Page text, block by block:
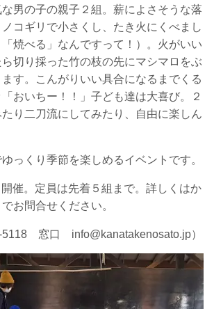
男の子の親子２組。薪によさそうな落
コギリで小さくし、たき火にくべまし
焼べる」なんですって！）。火がいい
切り採った竹の枝の先にマシマロをぶ
す。こんがりいい具合になるまでくる
おいちー！！」子ども達は大喜び。２
り二刀流にしてみたり、自由に楽しん
っくり季節を楽しめるイベントです。
催。定員は先着５組まで。詳しくはか
お問合せください。
5118 窓口 info@kanatakenosato.jp）